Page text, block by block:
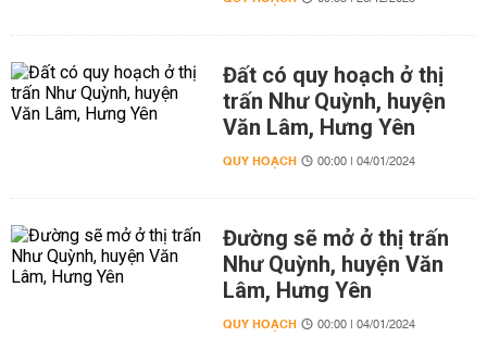
Đất có quy hoạch ở thị
trấn Như Quỳnh, huyện
Văn Lâm, Hưng Yên
QUY HOẠCH 00:00 | 04/01/2024
Đường sẽ mở ở thị trấn
Như Quỳnh, huyện Văn
Lâm, Hưng Yên
QUY HOẠCH 00:00 | 04/01/2024